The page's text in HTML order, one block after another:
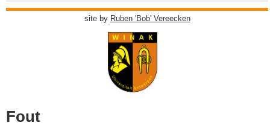
site by Ruben 'Bob' Vereecken
Fout